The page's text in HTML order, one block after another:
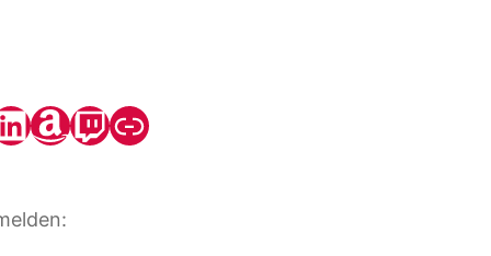
Amazon Twitch Steady